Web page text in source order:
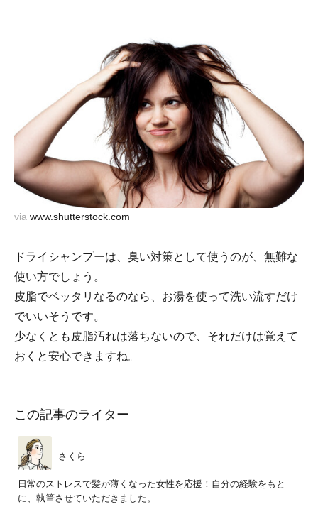
via www.shutterstock.com
ドライシャンプーは、臭い対策として使うのが、無難な
使い方でしょう。
皮脂でベッタリなるのなら、お湯を使って洗い流すだけ
でいいそうです。
少なくとも皮脂汚れは落ちないので、それだけは覚えて
おくと安心できますね。
この記事のライター
さくら
日常のストレスで髪が薄くなった女性を応援！自分の経験をもと
に、執筆させていただきました。